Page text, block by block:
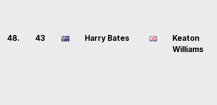
48. 43 Harry Bates
Keaton
Williams